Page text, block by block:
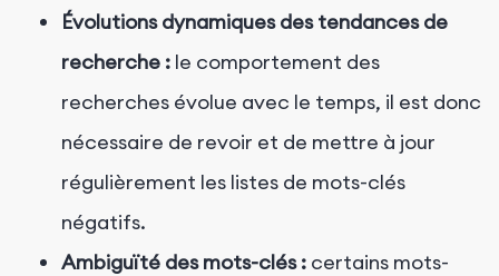
Évolutions dynamiques des tendances de
recherche : le comportement des
recherches évolue avec le temps, il est donc
nécessaire de revoir et de mettre à jour
régulièrement les listes de mots-clés
négatifs.
Ambiguïté des mots-clés : certains mots-